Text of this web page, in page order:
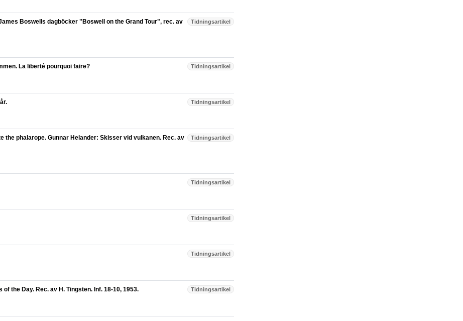
Tidningsartikel
Boswells dagböcker "Boswell on the Grand Tour", rec. av
Tidningsartikel
La liberté pourquoi faire?
Tidningsartikel
Tidningsartikel
the phalarope. Gunnar Helander: Skisser vid vulkanen. Rec. av
Tidningsartikel
Tidningsartikel
Tidningsartikel
Tidningsartikel
the Day. Rec. av H. Tingsten. Inf. 18-10, 1953.